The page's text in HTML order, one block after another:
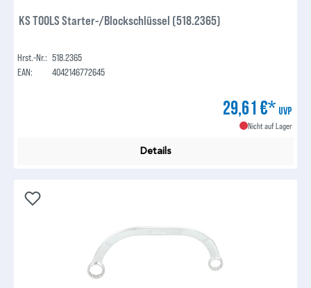
KS TOOLS Starter-/Blockschlüssel (518.2365)
Hrst.-Nr.: 518.2365
EAN:
4042146772645
29,61 €* UVP
Nicht auf Lager
Details